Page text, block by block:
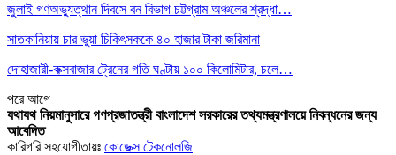
জুলাই গণঅভ্যুত্থান দিবসে বন বিভাগ চট্টগ্রাম অঞ্চলের শ্রদ্ধা…
সাতকানিয়ায় চার ভুয়া চিকিৎসককে ৪০ হাজার টাকা জরিমানা
দোহাজারী-কক্সবাজার ট্রেনের গতি ঘণ্টায় ১০০ কিলোমিটার, চলে…
পরেআগে
যথাযথ নিয়মানুসারে গণপ্রজাতন্ত্রী বাংলাদেশ সরকারের তথ্যমন্ত্রণালয়ে নিবন্ধনের জন্য
আবেদিত
কারিগরি সহযোগীতায়ঃ কোডেক্স টেকনোলজি